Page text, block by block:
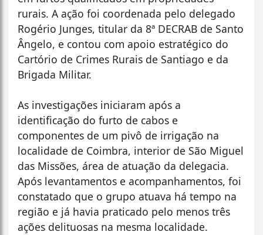
rurais. A ação foi coordenada pelo delegado
Rogério Junges, titular da 8ª DECRAB de Santo
Ângelo, e contou com apoio estratégico do
Cartório de Crimes Rurais de Santiago e da
Brigada Militar.
As investigações iniciaram após a
identificação do furto de cabos e
componentes de um pivô de irrigação na
localidade de Coimbra, interior de São Miguel
das Missões, área de atuação da delegacia.
Após levantamentos e acompanhamentos, foi
constatado que o grupo atuava há tempo na
região e já havia praticado pelo menos três
ações delituosas na mesma localidade.